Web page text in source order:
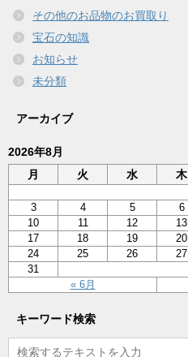
その他のお品物のお買取り
宝石の知識
お知らせ
未分類
アーカイブ
2026年8月
月
火 水 木
« 6月
3
4 5 6
10
11 12 13
17
18 19 20
24
25 26 27
31
キーワード検索